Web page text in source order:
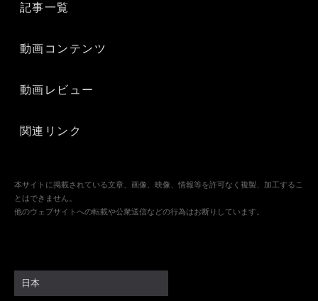
記事一覧
動画コンテンツ
動画レビュー
関連リンク
本サイトに掲載されている文章、画像、映像、情報等を許可なく複製、加工するこ
とはできません。
他のウェブサイトへの転載や公衆送信などの行為はお断りしています。
日本